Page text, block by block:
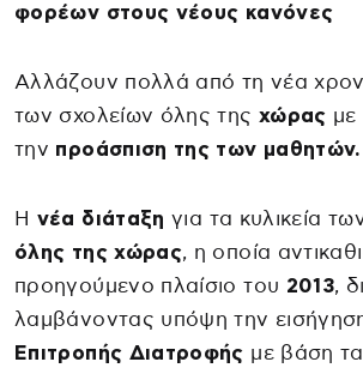
φορέων στους νέους κανόνες
Αλλάζουν πολλά από τη νέα
των σχολείων όλης της χώρας με
την προάσπιση της των μαθητών.
Η νέα διάταξη για τα κυλικεία
όλης της χώρας, η οποία
προηγούμενο πλαίσιο του 2013,
λαμβάνοντας υπόψη την
Επιτροπής Διατροφής με βάση